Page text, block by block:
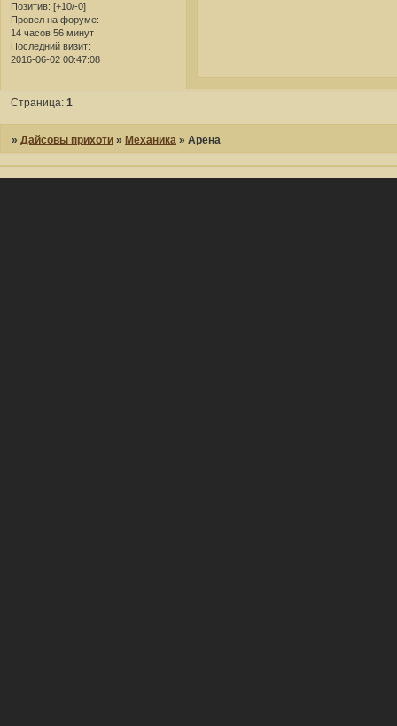
Позитив: [+10/-0]
Провел на форуме:
14 часов 56 минут
Последний визит:
2016-06-02 00:47:08
Страница:1
»Дайсовы прихоти »Механика »Арена